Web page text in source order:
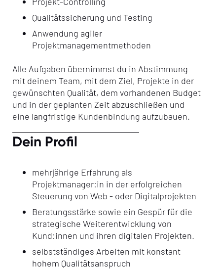
Qualitätssicherung und Testing
Anwendung agiler
Projektmanagementmethoden
Alle Aufgaben übernimmst du in Abstimmung
mit deinem Team, mit dem Ziel, Projekte in der
gewünschten Qualität, dem vorhandenen Budget
und in der geplanten Zeit abzuschließen und
eine langfristige Kundenbindung aufzubauen.
Dein Profil
mehrjährige Erfahrung als
Projektmanager:in in der erfolgreichen
Steuerung von Web - oder Digitalprojekten
Beratungsstärke sowie ein Gespür für die
strategische Weiterentwicklung von
Kund:innen und ihren digitalen Projekten.
selbstständiges Arbeiten mit konstant
hohem Qualitätsanspruch